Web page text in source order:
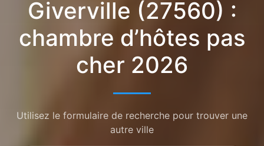
Giverville (27560) :
chambre d’hôtes pas
cher 2026
Utilisez le formulaire de recherche pour trouver une
autre ville